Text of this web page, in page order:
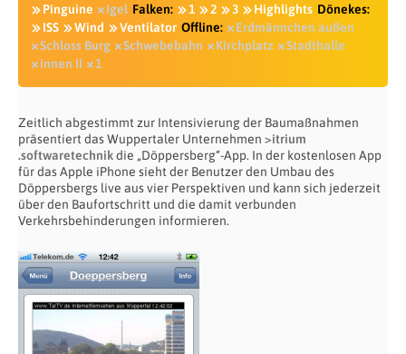
Pinguine
Igel Falken: 1 2 3 Highlights Dönekes:
ISS
Wind Ventilator Offline:
Erdmännchen außen
Schloss Burg
Schwebebahn Kirchplatz
Stadthalle
innen II
1
Zeitlich abgestimmt zur Intensivierung der Baumaßnahmen
präsentiert das Wuppertaler Unternehmen >itrium
.softwaretechnikdie „Döppersberg“-App. In der kostenlosen App
für das Apple iPhone sieht der Benutzer den Umbau des
Döppersbergs live aus vier Perspektiven und kann sich jederzeit
über den Baufortschritt und die damit verbunden
Verkehrsbehinderungen informieren.